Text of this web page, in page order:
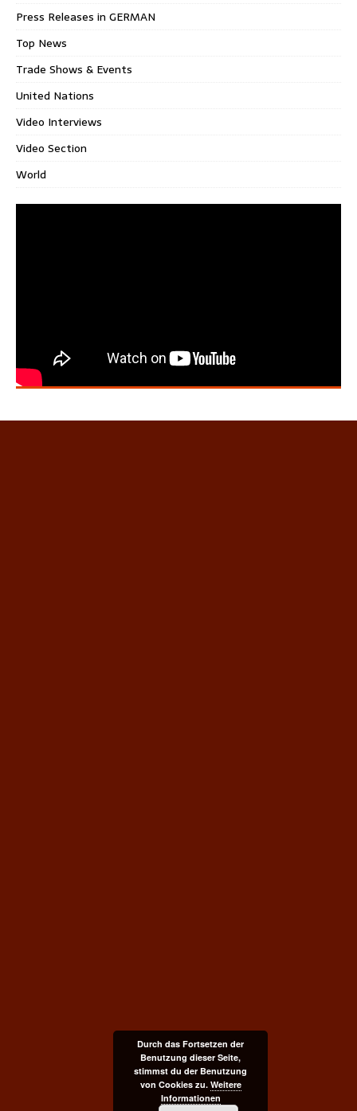
Press Releases in GERMAN
Top News
Trade Shows & Events
United Nations
Video Interviews
Video Section
World
Durch das Fortsetzen der
Benutzung dieser Seite,
stimmst du der Benutzung
von Cookies zu. Weitere
Informationen